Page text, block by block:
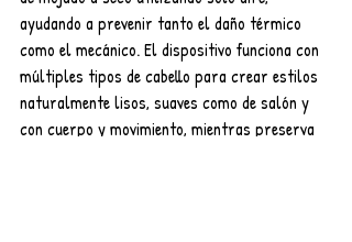
ayudando a prevenir tanto el daño térmico
como el mecánico. El dispositivo funciona con
múltiples tipos de cabello para crear estilos
naturalmente lisos, suaves como de salón y
con cuerpo y movimiento, mientras preserva